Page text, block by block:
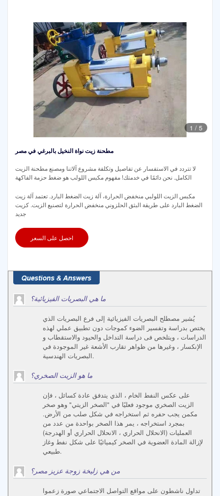
1 / 5
مطحنة زيت نواة النخيل بالبرغي في مصر
لا تتردد في الاستفسار عن تفاصيل وتكلفة مشروع آلاتنا ومصنع مطحنة الزيت
الكامل. نحن دائمًا في خدمتك! مفهوم مكبس اللولب هو ضغط حزمة الفاكهة
مكبس الزيت اللولبي منخفض الحرارة، آلة زيت الضغط البارد. تعتمد آلة زيت
الضغط البارد على طريقة البثق الحلزوني منخفض الحرارة لتصنيع الزيت. كزيت
جديد
احصل على السعر
ما هي البصريات الفيزيائية؟
يُشير مصطلح البصريات الفيزيائية إلى فرع البصريات الذي
يختص بدراسة وتفسير الضوء كموجات دون تطبيق عملي لهذه
الدراسات ، ويتلخص فى دراسة التداخل والحيود والاستقطاب و
الإنكسار ، وغيرها من ظواهر تقارب الأشعة غير الموجودة في
البصريات الهندسية.
ما هو الزيت الصخري؟
على عكس النفط الخام ، الذي يتدفق عادة كسائل ، فإن
الزيت الصخري موجود فعليًا في "الصخر الزيتي" وهو صخر
مكمن يجب حفره ثم استخراجه في شكل صلب من الأرض.
بمجرد استخراجه ، يمر هذا الصخر بواحدة من عدد من
العمليات (الانحلال الحراري ، الانحلال الحراري أو الهدرجة)
لإزالة المادة العضوية في الصخر كيميائيًا على شكل نفط وغاز
طبيعي.
من هي زليخة زوجة عزيز مصر؟
تداول ناشطون على مواقع التواصل الاجتماعي صورة زعموا